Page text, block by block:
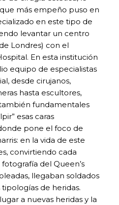
más empeño puso en
en este tipo de
levantar un centro
Londres) con el
En esta institución
equipo de especialistas
desde cirujanos,
hasta escultores,
fundamentales
esas caras
pone el foco de
en la vida de este
convirtiendo cada
del Queen’s
llegaban soldados
de heridas.
a nuevas heridas y la